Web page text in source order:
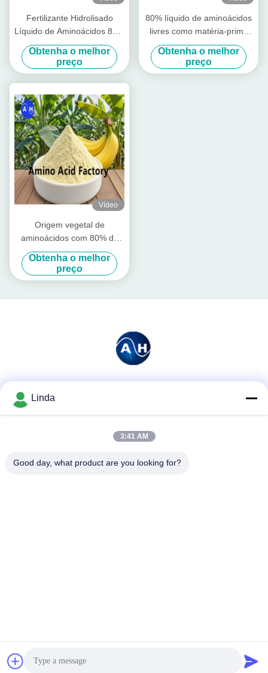
Fertilizante Hidrolisado
Líquido de Aminoácidos 80%
com Aminoácidos Livres
≥750g/L, Nitrogênio Total
≥12,0% e Alta Solubilidade
para Agricultura Orgânica
Obtenha o melhor
preço
80% líquido de aminoácidos
livres como matéria-prima
para a produção de
fertilizantes solúveis em
água
Obtenha o melhor
preço
Vídeo
Origem vegetal de
aminoácidos com 80% de
aminoácidos livres
Obtenha o melhor
preço
Fornecedor. Copyright © 2019-2026 Chengdu Chelation Biology
Technology Co., Ltd. Todos. Todos os direitos reservados.
Linda
3:41 AM
Good day, what product are you looking for?